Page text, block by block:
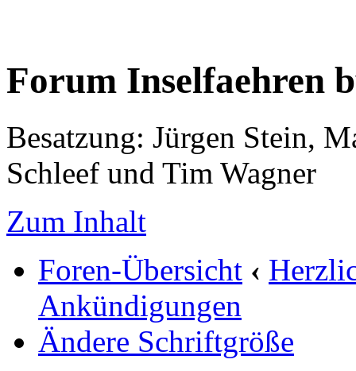
Forum Inselfaehren
Besatzung: Jürgen Stein,
Schleef und Tim Wagner
Zum Inhalt
Foren-Übersicht ‹
Ankündigungen
Ändere Schriftgröße